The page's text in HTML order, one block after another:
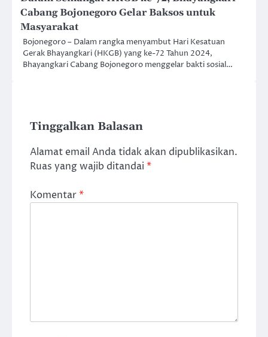
Cabang Bojonegoro Gelar Baksos untuk
Masyarakat
Bojonegoro – Dalam rangka menyambut Hari Kesatuan
Gerak Bhayangkari (HKGB) yang ke-72 Tahun 2024,
Bhayangkari Cabang Bojonegoro menggelar bakti sosial…
Tinggalkan Balasan
Alamat email Anda tidak akan dipublikasikan.
Ruas yang wajib ditandai *
Komentar*